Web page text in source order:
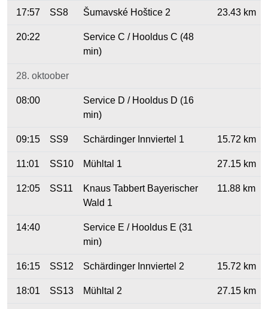
17:57 SS8 Šumavské Hoštice 2 23.43 km
20:22
Service C / Hooldus C (48
min)
28. oktoober
08:00
Service D / Hooldus D (16
min)
09:15 SS9 Schärdinger Innviertel 1 15.72 km
11:01 SS10 Mühltal 1 27.15 km
12:05 SS11
Knaus Tabbert Bayerischer
Wald 1
11.88 km
14:40
Service E / Hooldus E (31
min)
16:15 SS12 Schärdinger Innviertel 2 15.72 km
18:01 SS13 Mühltal 2 27.15 km